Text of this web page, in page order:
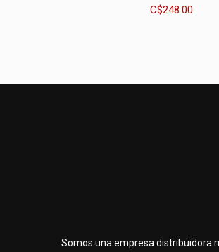
C$248.00
Somos una empresa distribuidora